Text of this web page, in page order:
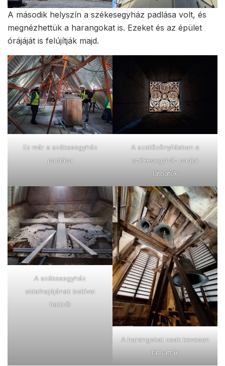
A második helyszín a székesegyház padlása volt, és
megnézhettük a harangokat is. Ezeket és az épület
órájáját is felújítják majd.
Ez már a székesegyház
padlása
A szellőzőnyílásban a
székesegyház padjai
láthatók
A székesegyház
oldalhajójának boltívei
felülről
A harangokat csak kevesen
láthatták